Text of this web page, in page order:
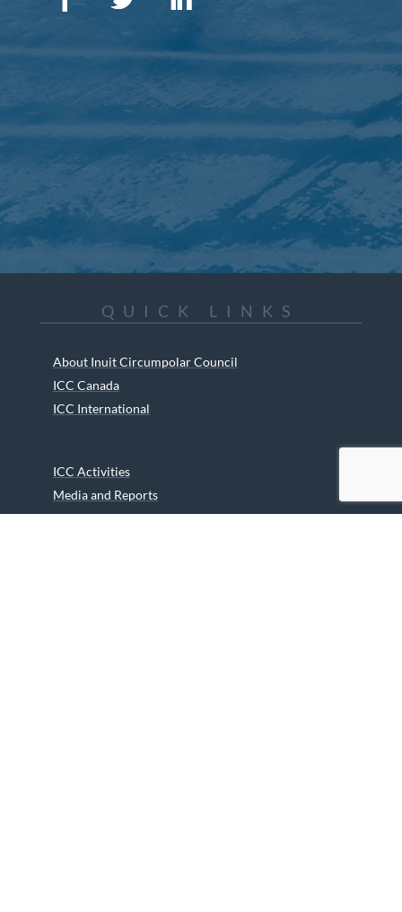
QUICK LINKS
About Inuit Circumpolar Council
ICC Canada
ICC International
ICC Activities
Media and Reports
ICC Kids